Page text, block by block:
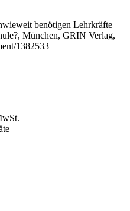
benötigen Lehrkräfte
München, GRIN Verlag,
1382533